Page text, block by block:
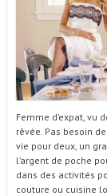
Femme d’expat, vu
rêvée. Pas besoin
vie pour deux, un
l’argent de poche
dans des activités
couture ou cuisine